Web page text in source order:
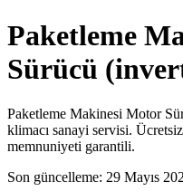
Paketleme
Sürücü
Paketleme Makinesi Motor
klimacı sanayi servisi.
memnuniyeti garantili.
Son güncelleme: 29 Mayıs